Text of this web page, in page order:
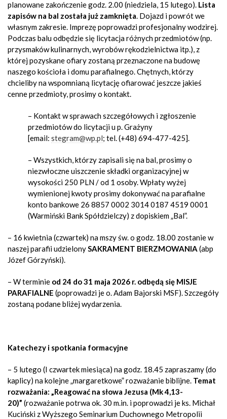
planowane zakończenie godz. 2.00 (niedziela, 15 lutego). Lista
zapisów na bal została już zamknięta. Dojazd i powrót we
własnym zakresie. Imprezę poprowadzi profesjonalny wodzirej.
Podczas balu odbędzie się licytacja różnych przedmiotów (np.
przysmaków kulinarnych, wyrobów rękodzielnictwa itp.), z
której pozyskane ofiary zostaną przeznaczone na budowę
naszego kościoła i domu parafialnego. Chętnych, którzy
chcieliby na wspomnianą licytację ofiarować jeszcze jakieś
cenne przedmioty, prosimy o kontakt.
– Kontakt w sprawach szczegółowych i zgłoszenie
przedmiotów do licytacji u p. Grażyny
[email: stegram@wp.pl; tel. (+48) 694-477-425].
– Wszystkich, którzy zapisali się na bal, prosimy o
niezwłoczne uiszczenie składki organizacyjnej w
wysokości 250 PLN / od 1 osoby. Wpłaty wyżej
wymienionej kwoty prosimy dokonywać na parafialne
konto bankowe 26 8857 0002 3014 0187 4519 0001
(Warmiński Bank Spółdzielczy) z dopiskiem „Bal”.
– 16 kwietnia (czwartek) na mszy św. o godz. 18.00 zostanie w
naszej parafii udzielonySAKRAMENT BIERZMOWANIA (abp
Józef Górzyński).
– W terminie od 24 do 31 maja 2026 r. odbędą się MISJE
PARAFIALNE (poprowadzi je o. Adam Bajorski MSF). Szczegóły
zostaną podane bliżej wydarzenia.
Katechezy i spotkania formacyjne
– 5 lutego (I czwartek miesiąca) na godz. 18.45 zapraszamy (do
kaplicy) na kolejne „margaretkowe” rozważanie biblijne. Temat
rozważania: „Reagować na słowa Jezusa (Mk 4,13-
20)” (rozważanie potrwa ok. 30 m.in. i poprowadzi je ks. Michał
Kuciński z Wyższego Seminarium Duchownego Metropolii